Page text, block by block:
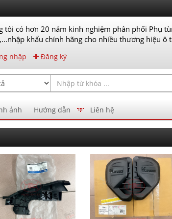
tôi có hơn 20 năm kinh nghiệm phân phối Phụ
khẩu chính hãng cho nhiều thương hiệu ô
nhập Đăng ký
ảnh Hướng dẫn Liên hệ